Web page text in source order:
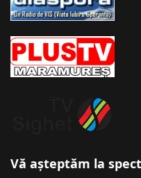
Vă așteptăm la